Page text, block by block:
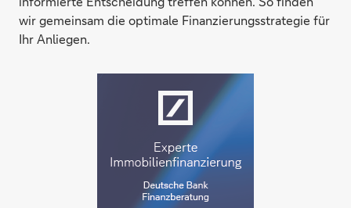
wir gemeinsam die optimale Finanzierungsstrategie für
Ihr Anliegen.